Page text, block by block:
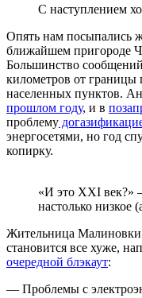
С наступлением
Опять нам посыпались
ближайшем пригороде
Большинство
километров от границы
населенных пунктов.
прошлом году, и в
проблему
энергосетями, но год
копирку.
«И это XXI век?»
настолько низкое
Жительница Малиновки
становится все хуже,
очередной блэкаут:
— Проблемы с